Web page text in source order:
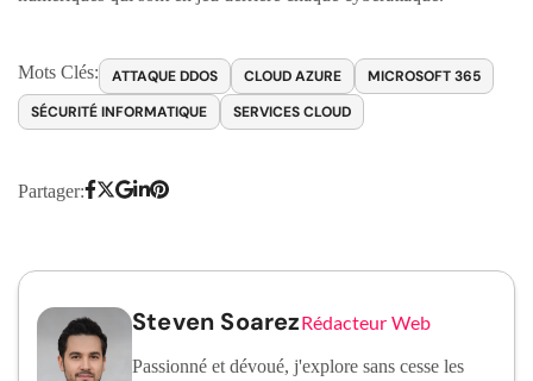
Mots Clés: ATTAQUE DDOS CLOUD AZURE
MICROSOFT 365
SÉCURITÉ INFORMATIQUE
SERVICES CLOUD
Partager:
Steven SoarezRédacteur Web
Passionné et dévoué, j'explore sans cesse les